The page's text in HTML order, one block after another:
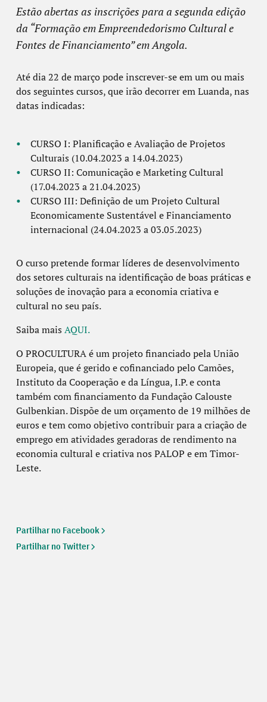
Estão abertas as inscrições para a segunda edição
da “Formação em Empreendedorismo Cultural e
Fontes de Financiamento” em Angola.
Até dia 22 de março pode inscrever-se em um ou mais
dos seguintes cursos, que irão decorrer em Luanda, nas
datas indicadas:
CURSO I: Planificação e Avaliação de Projetos
Culturais (10.04.2023 a 14.04.2023)
CURSO II: Comunicação e Marketing Cultural
(17.04.2023 a 21.04.2023)
CURSO III: Definição de um Projeto Cultural
Economicamente Sustentável e Financiamento
internacional (24.04.2023 a 03.05.2023)
O curso pretende formar líderes de desenvolvimento
dos setores culturais na identificação de boas práticas e
soluções de inovação para a economia criativa e
cultural no seu país.
Saiba mais AQUI.
O PROCULTURA é um projeto financiado pela União
Europeia, que é gerido e cofinanciado pelo Camões,
Instituto da Cooperação e da Língua, I.P. e conta
também com financiamento da Fundação Calouste
Gulbenkian. Dispõe de um orçamento de 19 milhões de
euros e tem como objetivo contribuir para a criação de
emprego em atividades geradoras de rendimento na
economia cultural e criativa nos PALOP e em Timor-
Leste.
Partilhar no Facebook
Partilhar no Twitter